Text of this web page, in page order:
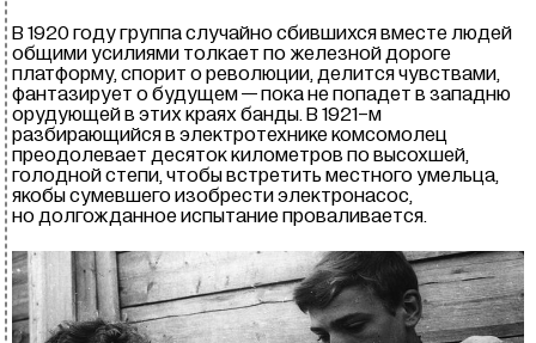
В 1920 году группа случайно сбившихся вместе людей
общими усилиями толкает по железной дороге
платформу, спорит о революции, делится чувствами,
фантазирует о будущем — пока не попадет в западню
орудующей в этих краях банды. В 1921-м
разбирающийся в электротехнике комсомолец
преодолевает десяток километров по высохшей,
голодной степи, чтобы встретить местного умельца,
якобы сумевшего изобрести электронасос,
но долгожданное испытание проваливается.